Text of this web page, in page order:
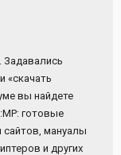
Задавались
«скачать
вы найдете
готовые
мануалы
и других